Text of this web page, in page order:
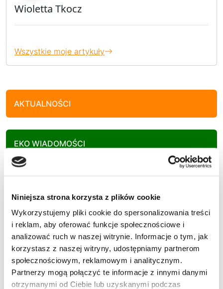
Niniejsza strona korzysta z plików cookie
Wykorzystujemy pliki cookie do spersonalizowania treści
i reklam, aby oferować funkcje społecznościowe i
analizować ruch w naszej witrynie. Informacje o tym, jak
korzystasz z naszej witryny, udostępniamy partnerom
społecznościowym, reklamowym i analitycznym.
Partnerzy mogą połączyć te informacje z innymi danymi
otrzymanymi od Ciebie lub uzyskanymi podczas
Wioletta Tkocz
Wszystkie moje artykuły
AKTUALNOŚCI
EKO WIADOMOŚCI
SPORT
POLECANE